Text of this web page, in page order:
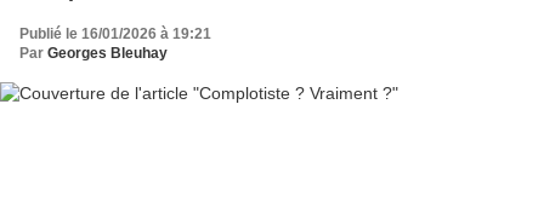
Publié le 16/01/2026 à 19:21
Par Georges Bleuhay